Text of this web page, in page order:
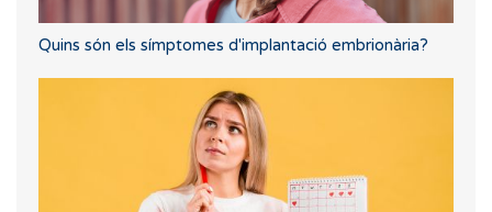
Quins són els símptomes d'implantació embrionària?